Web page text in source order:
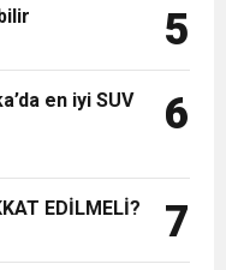
5
en iyi SUV
6
EDİLMELİ? 7